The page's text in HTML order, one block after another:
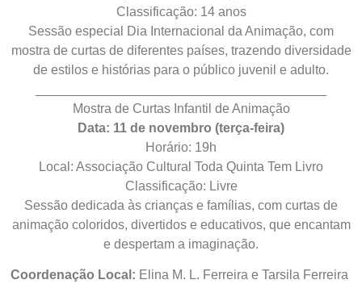
Classificação: 14 anos
Sessão especial Dia Internacional da Animação, com
mostra de curtas de diferentes países, trazendo diversidade
de estilos e histórias para o público juvenil e adulto.
Mostra de Curtas Infantil de Animação
Data: 11 de novembro (terça-feira)
Horário: 19h
Local: Associação Cultural Toda Quinta Tem Livro
Classificação: Livre
Sessão dedicada às crianças e famílias, com curtas de
animação coloridos, divertidos e educativos, que encantam
e despertam a imaginação.
Coordenação Local: Elina M. L. Ferreira e Tarsila Ferreira